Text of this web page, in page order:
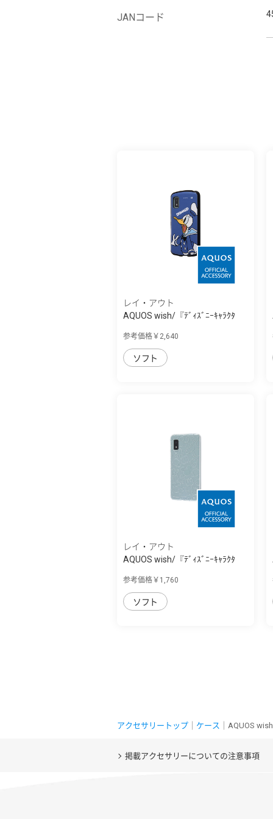
JANコード
レイ・アウト
AQUOS wish/『ﾃﾞｨｽﾞﾆｰｷｬﾗｸﾀ
参考価格￥2,640
ソフト
レイ・アウト
AQUOS wish/『ﾃﾞｨｽﾞﾆｰｷｬﾗｸﾀ
参考価格￥1,760
ソフト
アクセサリートップ ケース ｜AQUOS
掲載アクセサリーについての注意事項